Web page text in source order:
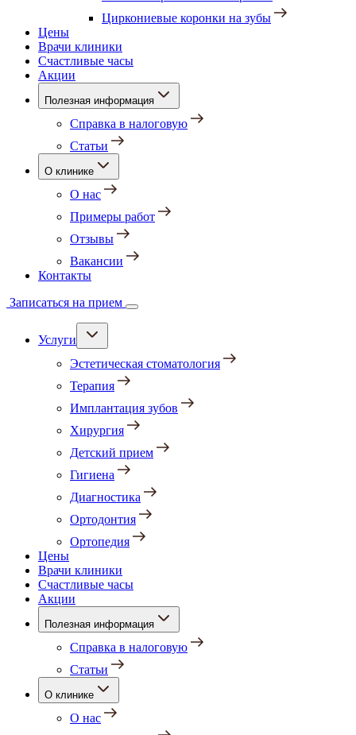
Циркониевые коронки на зубы
Цены
Врачи клиники
Счастливые часы
Акции
Полезная информация
Справка в налоговую
Статьи
О клинике
О нас
Примеры работ
Отзывы
Вакансии
Контакты
Записаться на прием
Услуги
Эстетическая стоматология
Терапия
Имплантация зубов
Хирургия
Детский прием
Гигиена
Диагностика
Ортодонтия
Ортопедия
Цены
Врачи клиники
Счастливые часы
Акции
Полезная информация
Справка в налоговую
Статьи
О клинике
О нас